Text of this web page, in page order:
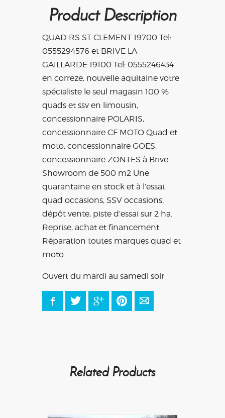
Product Description
QUAD RS ST CLEMENT 19700 Tel:
0555294576 et BRIVE LA
GAILLARDE 19100 Tel: 0555246434
en correze, nouvelle aquitaine votre
spécialiste le seul magasin 100 %
quads et ssv en limousin,
concessionnaire POLARIS,
concessionnaire CF MOTO Quad et
moto, concessionnaire GOES.
concessionnaire ZONTES à Brive
Showroom de 500 m2 Une
quarantaine en stock et à l’essai,
quad occasions, SSV occasions,
dépôt vente, piste d’essai sur 2 ha.
Reprise, achat et financement.
Réparation toutes marques quad et
moto.
Ouvert du mardi au samedi soir
FacebookTwitter Google+ PinterestE-mail
Related Products